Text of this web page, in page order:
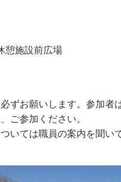
憩施設前広場
ずお願いします。参加者
ご参加ください。
いては職員の案内を聞い